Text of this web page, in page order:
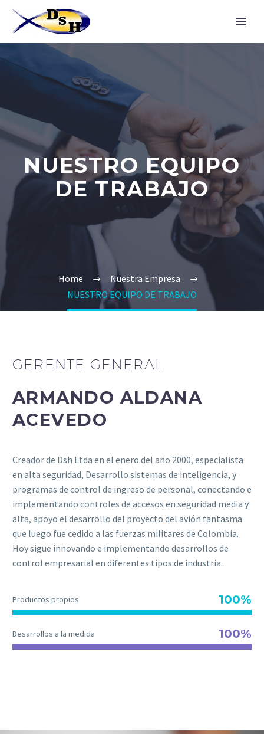
NUESTRO EQUIPO
DE TRABAJO
Home
Nuestra Empresa
NUESTRO EQUIPO DE TRABAJO
GERENTE GENERAL
ARMANDO ALDANA
ACEVEDO
Creador de Dsh Ltda en el enero del año 2000, especialista
en alta seguridad, Desarrollo sistemas de inteligencia, y
programas de control de ingreso de personal, conectando e
implementando controles de accesos en seguridad media y
alta, apoyo el desarrollo del proyecto del avión fantasma
que luego fue cedido a las fuerzas militares de Colombia.
Hoy sigue innovando e implementando desarrollos de
control empresarial en diferentes tipos de industria.
Productos propios 100%
Desarrollos a la medida 100%